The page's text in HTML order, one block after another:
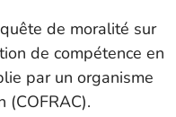
de moralité sur
de compétence en
par un organisme
(COFRAC).